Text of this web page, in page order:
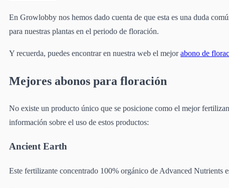
En Growlobby nos hemos dado cuenta de que esta es una duda
para nuestras plantas en el periodo de floración.
Y recuerda, puedes encontrar en nuestra web el mejorabono de
Mejores abonos para floración
No existe un producto único que se posicione como el mejor
información sobre el uso de estos productos:
Ancient Earth
Este fertilizante concentrado 100% orgánico de Advanced Nutrients